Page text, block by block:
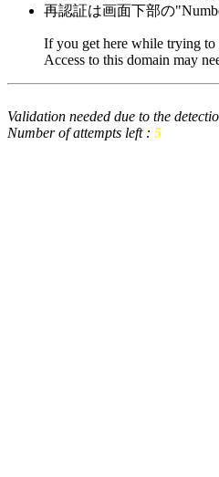
再認証は画面下部の
If you get here while trying to
Access to this domain may
Validation needed due to the
Number of attempts left : 5